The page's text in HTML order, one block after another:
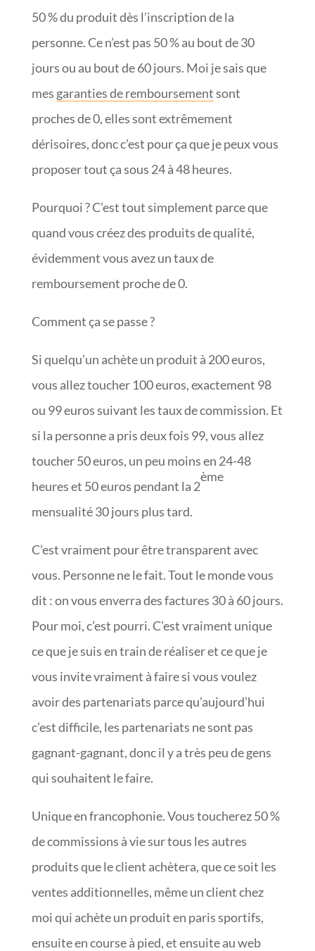
50 % du produit dès l’inscription de la
personne. Ce n’est pas 50 % au bout de 30
jours ou au bout de 60 jours. Moi je sais que
mes garanties de remboursementsont
proches de 0, elles sont extrêmement
dérisoires, donc c’est pour ça que je peux vous
proposer tout ça sous 24 à 48 heures.
Pourquoi ? C’est tout simplement parce que
quand vous créez des produits de qualité,
évidemment vous avez un taux de
remboursement proche de 0.
Comment ça se passe ?
Si quelqu’un achète un produit à 200 euros,
vous allez toucher 100 euros, exactement 98
ou 99 euros suivant les taux de commission. Et
si la personne a pris deux fois 99, vous allez
toucher 50 euros, un peu moins en 24-48
heures et 50 euros pendant la 2
ème
mensualité 30 jours plus tard.
C’est vraiment pour être transparent avec
vous. Personne ne le fait. Tout le monde vous
dit : on vous enverra des factures 30 à 60 jours.
Pour moi, c’est pourri. C’est vraiment unique
ce que je suis en train de réaliser et ce que je
vous invite vraiment à faire si vous voulez
avoir des partenariats parce qu’aujourd’hui
c’est difficile, les partenariats ne sont pas
gagnant-gagnant, donc il y a très peu de gens
qui souhaitent le faire.
Unique en francophonie. Vous toucherez 50 %
de commissions à vie sur tous les autres
produits que le client achètera, que ce soit les
ventes additionnelles, même un client chez
moi qui achète un produit en paris sportifs,
ensuite en course à pied, et ensuite au web